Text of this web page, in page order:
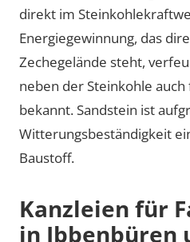
direkt im
Energiegewinnung, das
Zechegelände steht,
neben der Steinkohle
bekannt. Sandstein ist
Witterungsbeständigkeit
Baustoff.
Kanzleien für
in Ibbenbüren